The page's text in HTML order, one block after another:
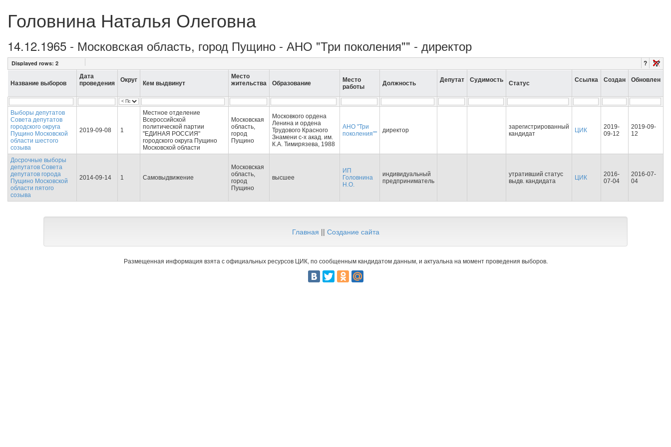
Головнина Наталья Олеговна
14.12.1965 - Московская область, город Пущино - АНО "Три поколения"" - директор
Displayed rows: 2 ?
Название выборов
Дата
проведения
Округ Кем выдвинут
Место
жительства
Образование
Место
работы
Должность Депутат Судимость Статус Ссылка Создан Обновлен
Выборы депутатов
Совета депутатов
городского округа
Пущино Московской
области шестого
созыва
2019-09-08 1
Местное отделение
Всероссийской
политической партии
"ЕДИНАЯ РОССИЯ"
городского округа Пущино
Московской области
Московская
область,
город
Пущино
Московкого ордена
Ленина и ордена
Трудового Красного
Знамени с-х акад. им.
К.А. Тимирязева, 1988
АНО "Три
поколения""
директор
зарегистрированный
кандидат
ЦИК
2019-
09-12
2019-09-
12
Досрочные выборы
депутатов Совета
депутатов города
Пущино Московской
области пятого
созыва
2014-09-14 1 Самовыдвижение
Московская
область,
город
Пущино
высшее
ИП
Головнина
Н.О.
индивидуальный
предприниматель
утративший статус
выдв. кандидата
ЦИК
2016-
07-04
2016-07-
04
Главная || Создание сайта
Размещенная информация взята с официальных ресурсов ЦИК, по сообщенным кандидатом данным, и актуальна на момент проведения выборов.